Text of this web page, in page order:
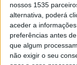
nossos 1535
alternativa, poderá
aceder a
preferências antes
que algum
não exigir o seu
Na cerimónia
Amato Lusitano –
Milene Santos,
Alcains; e
Castelo Branco;